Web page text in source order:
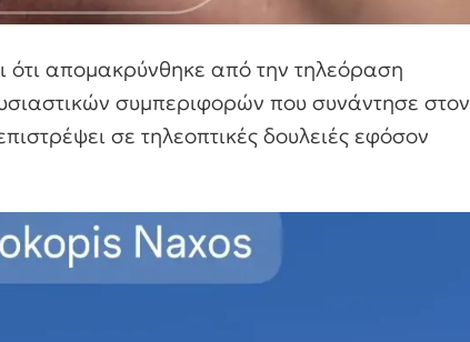
ότι απομακρύνθηκε από την τηλεόραση
συμπεριφορών που συνάντησε στον
σε τηλεοπτικές δουλειές εφόσον